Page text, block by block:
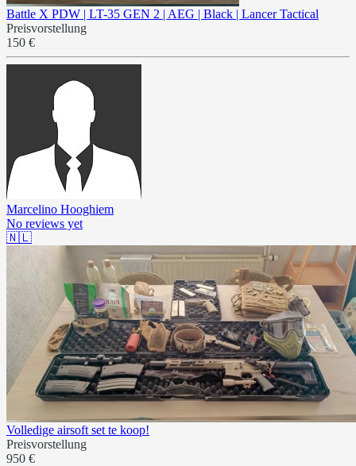
Battle X PDW | LT-35 GEN 2 | AEG | Black | Lancer Tactical
Preisvorstellung
150 €
Marcelino Hooghiem
No reviews yet
🇳🇱
Volledige airsoft set te koop!
Preisvorstellung
950 €